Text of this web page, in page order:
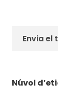
Envia el
Núvol